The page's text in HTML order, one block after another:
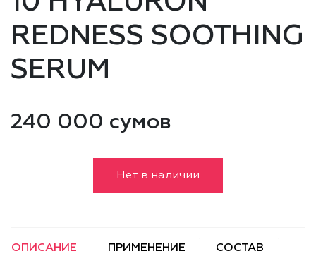
REDNESS SOOTHING
SERUM
240 000 сумов
Нет в наличии
ОПИСАНИЕ ПРИМЕНЕНИЕ СОСТАВ